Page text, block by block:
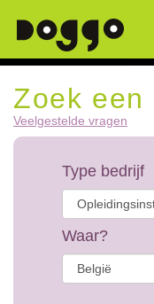
Zoek een
Veelgestelde vragen
Type bedrijf
Waar?